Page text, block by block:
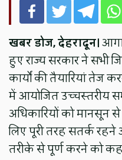
खबर डोज, देहरादून।
हुए राज्य सरकार ने सभी
कार्यों की तैयारियां तेज
में आयोजित उच्चस्तरीय
अधिकारियों को मानसून
लिए पूरी तरह सतर्क
तरीके से पूर्ण करने को